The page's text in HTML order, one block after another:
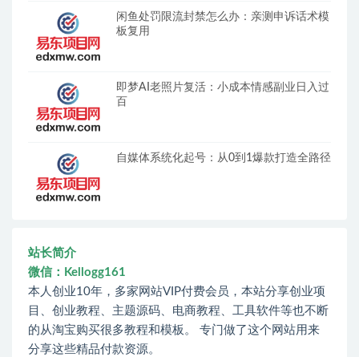
闲鱼处罚限流封禁怎么办：亲测申诉话术模
板复用
即梦AI老照片复活：小成本情感副业日入过
百
自媒体系统化起号：从0到1爆款打造全路径
站长简介
微信：Kellogg161
本人创业10年，多家网站VIP付费会员，本站分享创业项
目、创业教程、主题源码、电商教程、工具软件等也不断
的从淘宝购买很多教程和模板。 专门做了这个网站用来
分享这些精品付款资源。